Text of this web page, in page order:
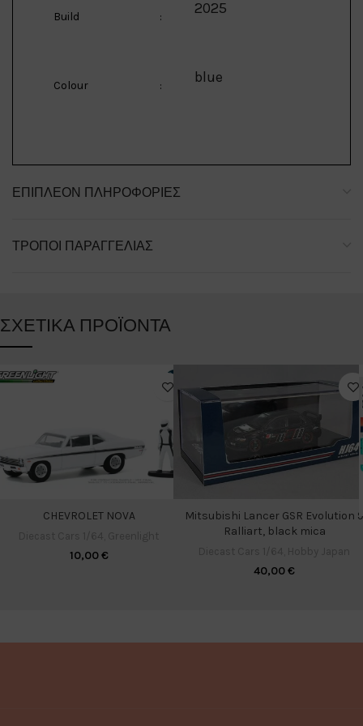
Build : 2025
Colour : blue
ΕΠΙΠΛΈΟΝ ΠΛΗΡΟΦΟΡΊΕΣ
ΤΡΌΠΟΙ ΠΑΡΑΓΓΕΛΊΑΣ
ΣΧΕΤΙΚΆ ΠΡΟΪΌΝΤΑ
CHEVROLET NOVA
10,00€
Mitsubishi Lancer GSR Evolution 9
Ralliart, black mica
40,00€